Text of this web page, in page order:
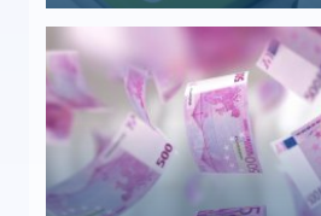
auf einen Blick